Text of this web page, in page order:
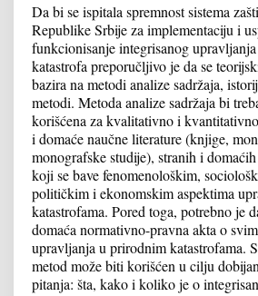
Da bi se ispitala spremnost sistema
Republike Srbije za implementaciju i
funkcionisanje integrisanog
katastrofa preporučljivo je da se
bazira na metodi analize sadržaja,
metodi. Metoda analize sadržaja bi
korišćena za kvalitativno i
i domaće naučne literature (knjige,
monografske studije), stranih i
koji se bave fenomenološkim,
političkim i ekonomskim aspektima
katastrofama. Pored toga, potrebno je
domaća normativno-pravna akta o
upravljanja u prirodnim katastrofama.
metod može biti korišćen u cilju
pitanja: šta, kako i koliko je o